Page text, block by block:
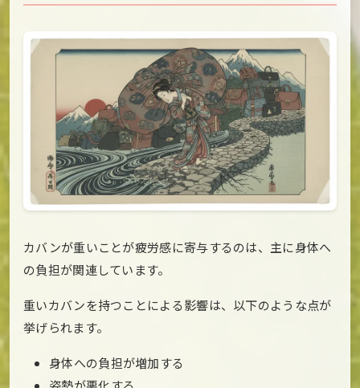
カバンが重いことが疲労感に寄与するのは、主に身体へ
の負担が関連しています。
重いカバンを持つことによる影響は、以下のような点が
挙げられます。
身体への負担が増加する